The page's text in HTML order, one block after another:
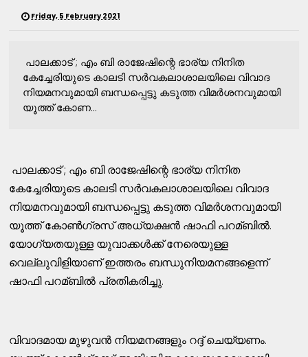
Friday, 5 February 2021
പാലക്കാട് ; എം ബി രാജേഷിന്റെ ഭാര്യ നിനിത
കേച്ചേരിയുടെ കാലടി സര്‍വകലാശാലയിലെ വിവാദ
നിയമനവുമായി ബന്ധപ്പെട്ടു കടുത്ത വിമര്‍ശനവുമായി
യൂത്ത് കോണ...
പാലക്കാട് ; എം ബി രാജേഷിന്റെ ഭാര്യ നിനിത
കേച്ചേരിയുടെ കാലടി സര്‍വകലാശാലയിലെ വിവാദ
നിയമനവുമായി ബന്ധപ്പെട്ടു കടുത്ത വിമര്‍ശനവുമായി
യൂത്ത് കോണ്‍ഗ്രസ് അധ്യക്ഷന്‍ ഷാഫി പറമ്ബില്‍.
യോഗ്യതയുള്ള യുവാക്കള്‍ക്ക് നേരെയുള്ള
വെല്ലുവിളിയാണ് ഇത്തരം ബന്ധുനിയമനങ്ങളെന്ന്
ഷാഫി പറമ്ബില്‍ പ്രതികരിച്ചു.
വിവാദമായ മുഴുവന്‍ നിയമനങ്ങളും റദ്ദ് ചെയ്യണം.